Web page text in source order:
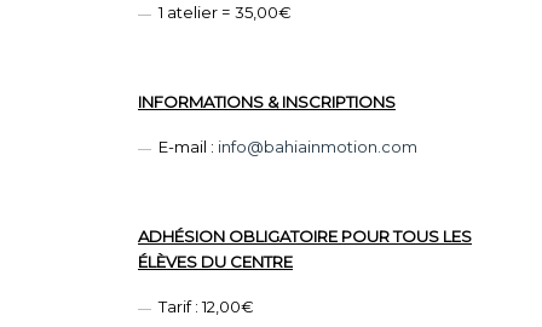
1 atelier = 35,00€
INFORMATIONS & INSCRIPTIONS
E-mail : info@bahiainmotion.com
ADHÉSION OBLIGATOIRE POUR TOUS LES
ÉLÈVES DU CENTRE
Tarif : 12,00€